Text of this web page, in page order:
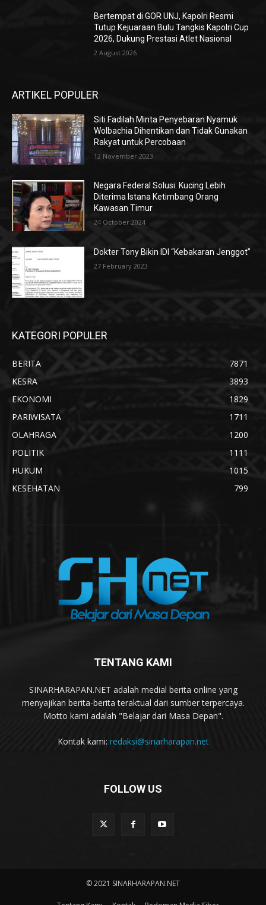
Bertempat di GOR UNJ, Kapolri Resmi
Tutup Kejuaraan Bulu Tangkis Kapolri Cup
2026, Dukung Prestasi Atlet Nasional
2 August 2026
ARTIKEL POPULER
Siti Fadilah Minta Penyebaran Nyamuk
Wolbachia Dihentikan dan Tidak Gunakan
Rakyat untuk Percobaan
12 November 2023
Negara Federal Solusi: Kucing Lebih
Diterima Istana Ketimbang Orang
Kawasan Timur
24 October 2024
Dokter Tony Bikin IDI “Kebakaran Jenggot”
27 February 2023
KATEGORI POPULER
BERITA
7871
KESRA
3893
EKONOMI
1829
PARIWISATA
1711
OLAHRAGA
1200
POLITIK
1111
HUKUM
1015
KESEHATAN
799
TENTANG KAMI
SINARHARAPAN.NET adalah medial berita online yang
menyajikan berita-berita teraktual dari sumber terpercaya.
Motto kami adalah "Belajar dari Masa Depan".
Kontak kami: redaksi@sinarharapan.net
FOLLOW US
© 2021 SINARHARAPAN.NET